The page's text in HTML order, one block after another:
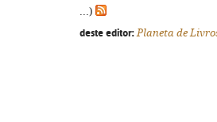
...)
deste editor: Planeta de